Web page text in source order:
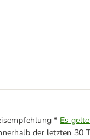
* Es
der letzten 30